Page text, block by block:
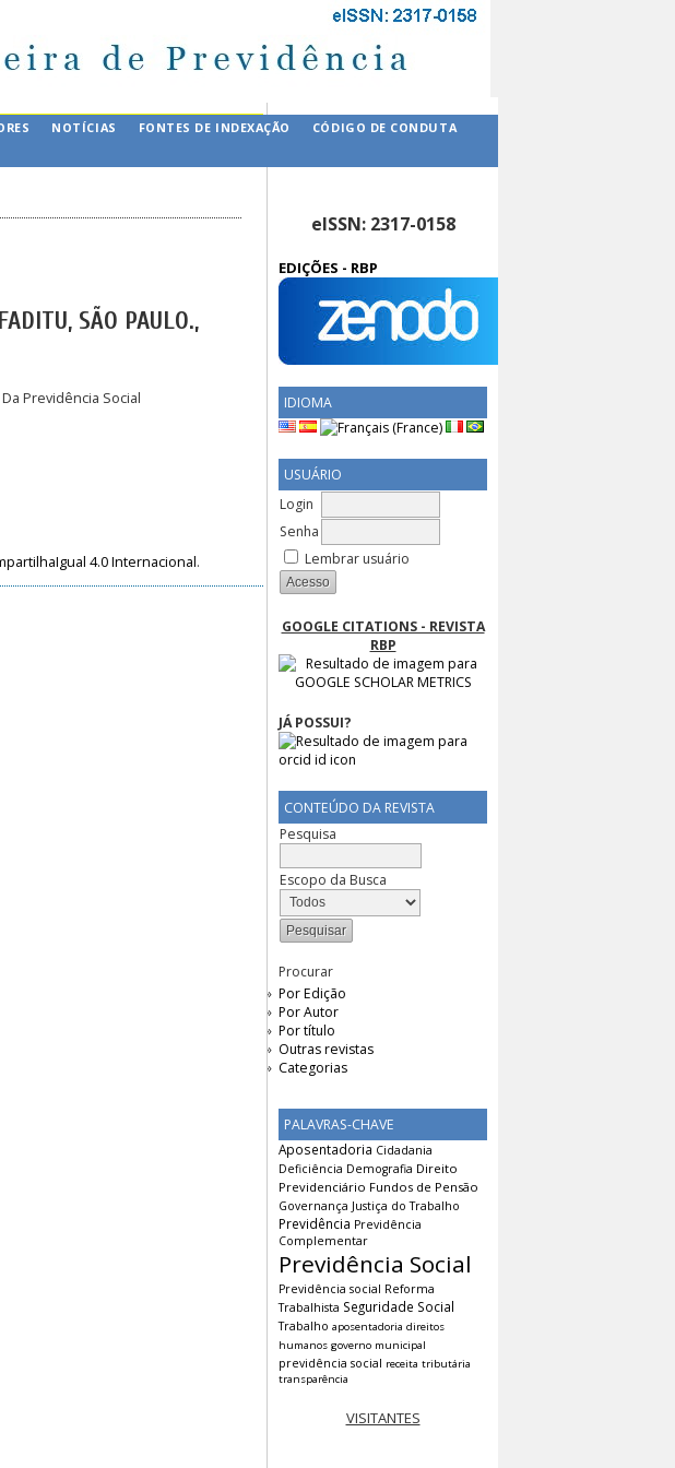
eISSN: 2317-0158
EDIÇÕES - RBP
IDIOMA
USUÁRIO
Login
Senha
Lembrar usuário
GOOGLE CITATIONS - REVISTA
RBP
JÁ POSSUI?
CONTEÚDO DA REVISTA
Pesquisa
Escopo da Busca
Procurar
Por Edição
Por Autor
Por título
Outras revistas
Categorias
PALAVRAS-CHAVE
Aposentadoria Cidadania
Deficiência Demografia Direito
Previdenciário Fundos de Pensão
Governança Justiça do Trabalho
Previdência Previdência
Complementar
Previdência Social
Previdência social Reforma
Trabalhista Seguridade Social
Trabalho aposentadoria direitos
humanos governo municipal
previdência social receita tributária
transparência
VISITANTES
NOTÍCIAS FONTES DE INDEXAÇÃO
CÓDIGO DE CONDUTA
SÃO PAULO.,
Previdência Social
4.0 Internacional.